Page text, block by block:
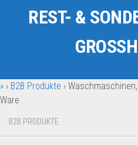
Auto & Motorrad
Fahrzeuge & Transport
Garten & Werkzeug
Geschenkartikel
REST- &
» › B2B Produkte ›
Ware
B2B PRODUKTE